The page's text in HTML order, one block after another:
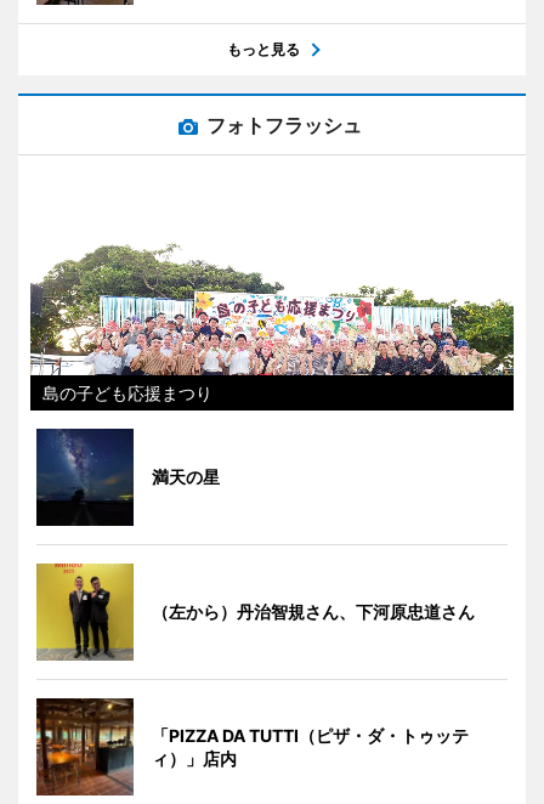
もっと見る
フォトフラッシュ
島の子ども応援まつり
満天の星
（左から）丹治智規さん、下河原忠道さん
「PIZZA DA TUTTI（ピザ・ダ・トゥッテ
ィ）」店内